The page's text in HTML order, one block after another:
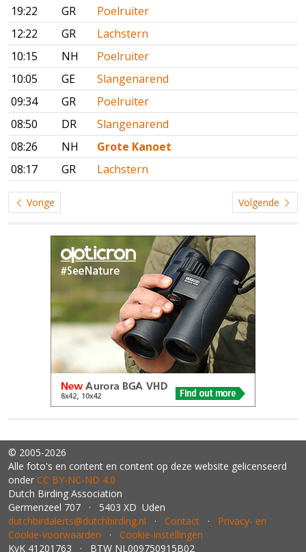
19:22
GR
Poelruiter
12:22
GR
Lachstern
10:15
NH
Poelruiter
10:05
GE
Slangenarend
09:34
GR
Poelruiter
08:50
DR
Slangenarend
08:26
NH
Grote Kanoet
08:17
GR Lachstern
Vorige Volgende
© 2005-2026
Alle foto's en content en content op deze website gelicenseerd
onder CC BY‑NC‑ND 4.0
Dutch Birding Association
Germenzeel 707 · 5403 XD Uden
dutchbirdalerts@dutchbirding.nl · Contact · Privacy- en
Cookie-voorwaarden · Cookie-instellingen
KvK 41201763 · BTW NL009750915B02